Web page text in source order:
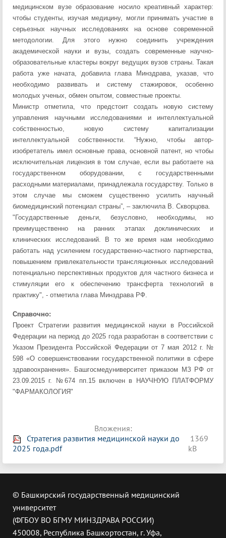
медицинском вузе образование носило креативный характер:
чтобы студенты, изучая медицину, могли принимать участие в
серьезных научных исследованиях на основе современной
методологии. Для этого нужно соединить учреждения
академической науки и вузы, создать современные научно-
образовательные кластеры вокруг ведущих вузов страны. Такая
работа уже начата, добавила глава Минздрава, указав, что
необходимо развивать и систему стажировок, особенно
молодых ученых, обмен опытом, совместные проекты.
Министр отметила, что предстоит создать новую систему
управления научными исследованиями и интеллектуальной
собственностью, новую систему капитализации
интеллектуальной собственности. “Нужно, чтобы автор-
изобретатель имел основные права, основной патент, но чтобы
исключительная лицензия в том случае, если вы работаете на
государственном оборудовании, с государственными
расходными материалами, принадлежала государству. Только в
этом случае мы сможем существенно усилить научный
биомедицинский потенциал страны”, – заключила В. Скворцова.
"Государственные деньги, безусловно, необходимы, но
преимущественно на ранних этапах доклинических и
клинических исследований. В то же время нам необходимо
работать над усилением государственно-частного партнерства,
повышением привлекательности трансляционных исследований
потенциально перспективных продуктов для частного бизнеса и
стимуляции его к обеспечению трансферта технологий в
практику", - отметила глава Минздрава РФ.
Справочно:
Проект Стратегии развития медицинской науки в Российской
Федерации на период до 2025 года разработан в соответствии с
Указом Президента Российской Федерации от 7 мая 2012 г. №
598 «О совершенствовании государственной политики в сфере
здравоохранения». Башгосмедуниверситет приказом МЗ РФ от
23.09.2015 г. №674 пп.15 включен в НАУЧНУЮ ПЛАТФОРМУ
"ФАРМАКОЛОГИЯ"
Вложения:
Стратегия развития медицинской науки до
2025 года.pdf
1369
kB
© Башкирский государственный медицинский
университет
(ФГБОУ ВО БГМУ МИНЗДРАВА РОССИИ)
450008, Республика Башкортостан, г. Уфа,